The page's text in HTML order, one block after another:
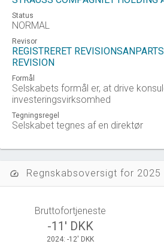
Status
NORMAL
Revisor
REGISTRERET
REVISION
Formål
Selskabets formål er, at drive
investeringsvirksomhed
Tegningsregel
Selskabet tegnes af en direktør
speed Regnskabsoversigt for 2025
Bruttofortjeneste
-11' DKK
2024: -12' DKK